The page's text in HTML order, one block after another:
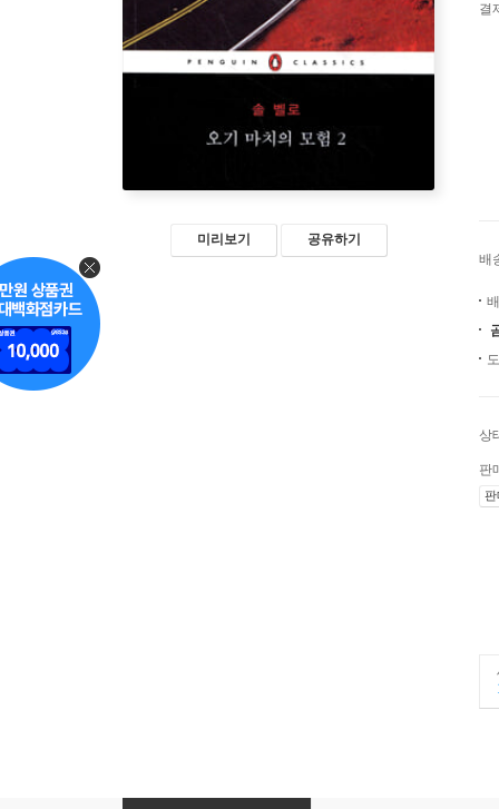
미리보기 공유하기
결
배
상
판
판